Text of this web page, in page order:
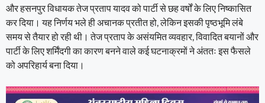
और हसनपुर विधायक तेज प्रताप यादव को पार्टी से छह वर्षों के लिए निष्कासित
कर दिया। यह निर्णय भले ही अचानक प्रतीत हो, लेकिन इसकी पृष्ठभूमि लंबे
समय से तैयार हो रही थी। तेज प्रताप के असंयमित व्यवहार, विवादित बयानों और
पार्टी के लिए शर्मिंदगी का कारण बनने वाले कई घटनाक्रमों ने अंततः इस फैसले
को अपरिहार्य बना दिया।